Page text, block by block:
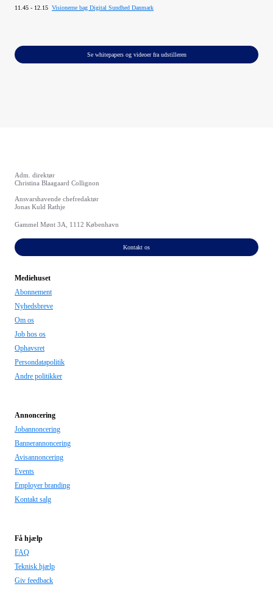
11.45 - 12.15 Visionerne bag Digital Sundhed Danmark
Se whitepapers og videoer fra udstilleren
Adm. direktør
Christina Blaagaard Collignon
Ansvarshavende chefredaktør
Jonas Kuld Rathje
Gammel Mønt 3A, 1112 København
Kontakt os
Mediehuset
Abonnement
Nyhedsbreve
Om os
Job hos os
Ophavsret
Persondatapolitik
Andre politikker
Annoncering
Jobannoncering
Bannerannoncering
Avisannoncering
Events
Employer branding
Kontakt salg
Få hjælp
FAQ
Teknisk hjælp
Giv feedback